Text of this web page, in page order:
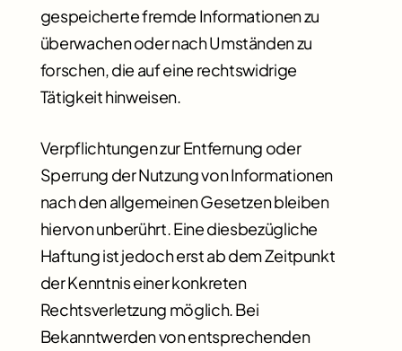
gespeicherte fremde Informationen zu
überwachen oder nach Umständen zu
forschen, die auf eine rechtswidrige
Tätigkeit hinweisen.
Verpflichtungen zur Entfernung oder
Sperrung der Nutzung von Informationen
nach den allgemeinen Gesetzen bleiben
hiervon unberührt. Eine diesbezügliche
Haftung ist jedoch erst ab dem Zeitpunkt
der Kenntnis einer konkreten
Rechtsverletzung möglich. Bei
Bekanntwerden von entsprechenden